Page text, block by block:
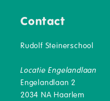
Contact
Rudolf Steinerschool
Locatie Engelandlaan
Engelandlaan 2
2034 NA Haarlem